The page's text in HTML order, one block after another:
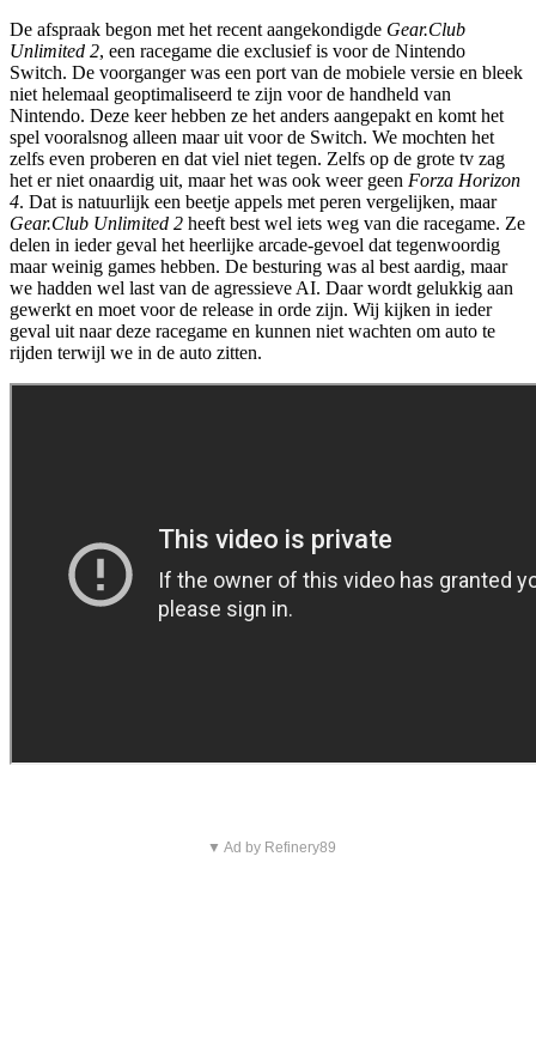
De afspraak begon met het recent aangekondigde Gear.Club
Unlimited 2, een racegame die exclusief is voor de Nintendo
Switch. De voorganger was een port van de mobiele versie en bleek
niet helemaal geoptimaliseerd te zijn voor de handheld van
Nintendo. Deze keer hebben ze het anders aangepakt en komt het
spel vooralsnog alleen maar uit voor de Switch. We mochten het
zelfs even proberen en dat viel niet tegen. Zelfs op de grote tv zag
het er niet onaardig uit, maar het was ook weer geen Forza Horizon
4. Dat is natuurlijk een beetje appels met peren vergelijken, maar
Gear.Club Unlimited 2 heeft best wel iets weg van die racegame. Ze
delen in ieder geval het heerlijke arcade-gevoel dat tegenwoordig
maar weinig games hebben. De besturing was al best aardig, maar
we hadden wel last van de agressieve AI. Daar wordt gelukkig aan
gewerkt en moet voor de release in orde zijn. Wij kijken in ieder
geval uit naar deze racegame en kunnen niet wachten om auto te
rijden terwijl we in de auto zitten.
▼ Ad by Refinery89